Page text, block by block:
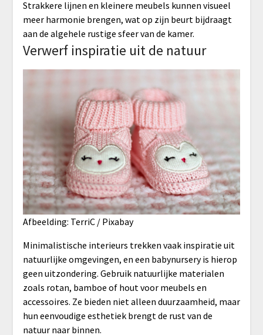
Strakkere lijnen en kleinere meubels kunnen visueel
meer harmonie brengen, wat op zijn beurt bijdraagt
aan de algehele rustige sfeer van de kamer.
Verwerf inspiratie uit de natuur
Afbeelding: TerriC / Pixabay
Minimalistische interieurs trekken vaak inspiratie uit
natuurlijke omgevingen, en een babynursery is hierop
geen uitzondering. Gebruik natuurlijke materialen
zoals rotan, bamboe of hout voor meubels en
accessoires. Ze bieden niet alleen duurzaamheid, maar
hun eenvoudige esthetiek brengt de rust van de
natuur naar binnen.